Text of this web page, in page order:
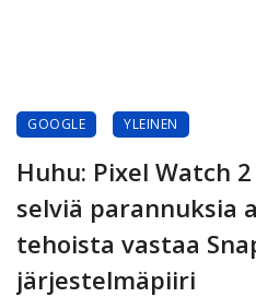
GOOGLE YLEINEN
Huhu: Pixel Watch
selviä parannuksia
tehoista vastaa
järjestelmäpiiri